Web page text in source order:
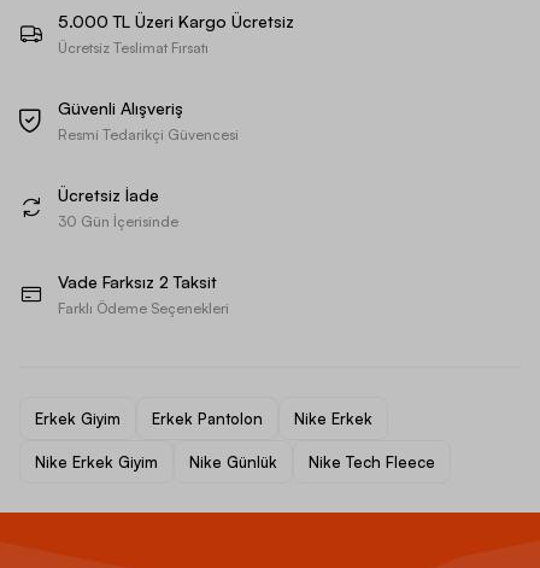
5.000 TL Üzeri Kargo Ücretsiz
Ücretsiz Teslimat Fırsatı
Güvenli Alışveriş
Resmi Tedarikçi Güvencesi
Ücretsiz İade
30 Gün İçerisinde
Vade Farksız 2 Taksit
Farklı Ödeme Seçenekleri
Erkek Giyim Erkek Pantolon Nike Erkek
Nike Erkek Giyim Nike Günlük Nike Tech Fleece